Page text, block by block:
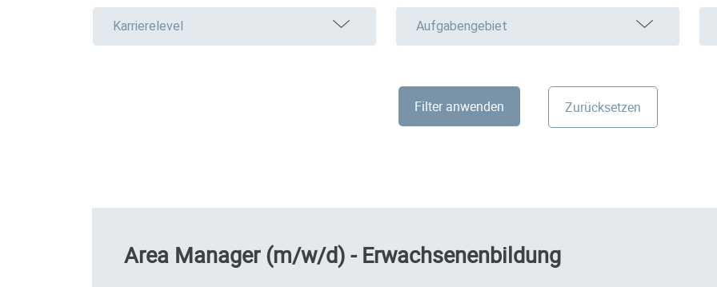
Karrierelevel Aufgabengebiet
Filter anwenden Zurücksetzen
Area Manager (m/w/d) - Erwachsenenbildung